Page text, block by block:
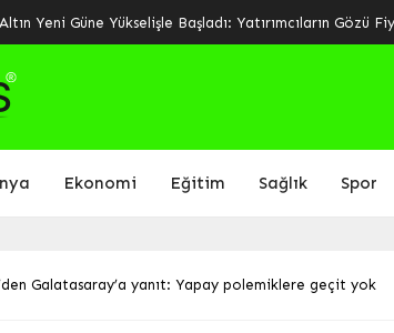
Yeni Güne Yükselişle Başladı: Yatırımcıların Gözü
Ekonomi Eğitim Sağlık Spor
Galatasaray’a yanıt: Yapay polemiklere geçit yok